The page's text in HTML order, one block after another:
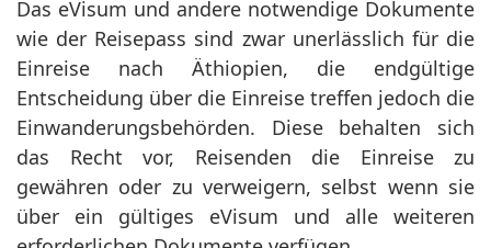
Das eVisum und andere notwendige Dokumente
wie der Reisepass sind zwar unerlässlich für die
Einreise nach Äthiopien, die endgültige
Entscheidung über die Einreise treffen jedoch die
Einwanderungsbehörden. Diese behalten sich
das Recht vor, Reisenden die Einreise zu
gewähren oder zu verweigern, selbst wenn sie
über ein gültiges eVisum und alle weiteren